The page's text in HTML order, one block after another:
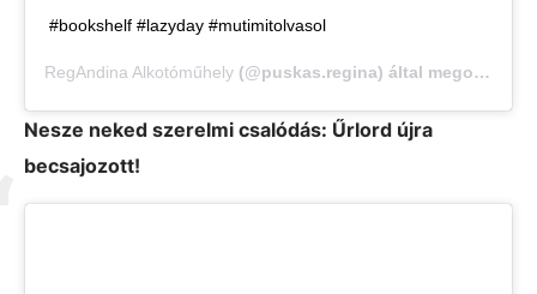
#bookshelf #lazyday #mutimitolvasol
RegAndina Alkotóműhely (@puskas.regina) által megosztott bejegyzés,
Nesze neked szerelmi csalódás: Űrlord újra
becsajozott!